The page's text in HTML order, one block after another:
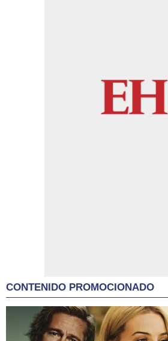
CONTENIDO PROMOCIONADO